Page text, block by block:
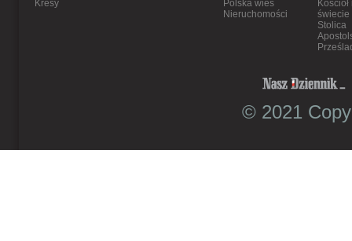
Kresy
Polska wieś
Nieruchomości
Kościół
świecie
Stolica
© 2021